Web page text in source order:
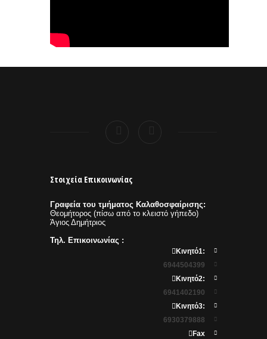
Στοιχεία Επικοινωνίας
Γραφεία του τμήματος Καλαθοσφαίρισης:
Θεομήτορος (πίσω από το κλειστό γήπεδο)
Άγιος Δημήτριος
Τηλ. Επικοινωνίας :
Κινητό1:
6944504399
Κινητό2:
6941402190
Κινητό3:
6930379888
Fax